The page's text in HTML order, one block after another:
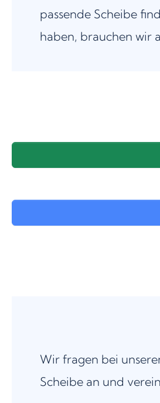
passende Scheibe
haben, brauchen wir
Wir fragen bei
Scheibe an und